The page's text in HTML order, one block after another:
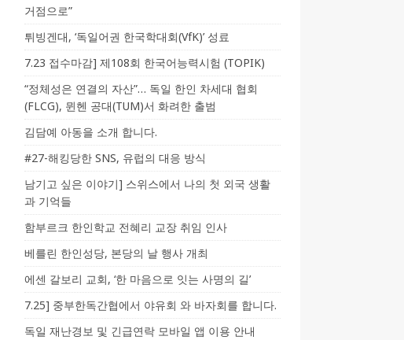
거점으로”
튀빙겐대, ‘독일어권 한국학대회(VfK)’ 성료
7.23 접수마감] 제108회 한국어능력시험 (TOPIK)
“정체성은 연결의 자산”… 독일 한인 차세대 협회
(FLCG), 뮌헨 공대(TUM)서 화려한 출범
김담예 아동을 소개 합니다.
#27-해킹당한 SNS, 유럽의 대응 방식
남기고 싶은 이야기] 스위스에서 나의 첫 외국 생활
과 기억들
함부르크 한인학교 전혜리 교장 취임 인사
베를린 한인성당, 본당의 날 행사 개최
에센 갈보리 교회, ‘한 마음으로 잇는 사명의 길’
7.25] 중부한독간협에서 야유회 와 바자회를 합니다.
독일 재난경보 및 긴급연락 모바일 앱 이용 안내